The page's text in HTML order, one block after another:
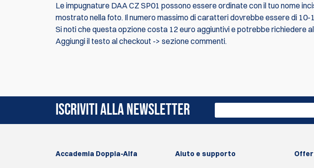
Le impugnature DAA CZ SP01 possono essere ordinate con il tuo nome
mostrato nella foto. Il numero massimo di caratteri dovrebbe essere di 10-
Si noti che questa opzione costa 12 euro aggiuntivi e potrebbe richiedere
Aggiungi il testo al checkout -> sezione commenti.
ISCRIVITI ALLA NEWSLETTER
Accademia Doppia-Alfa Aiuto e supporto